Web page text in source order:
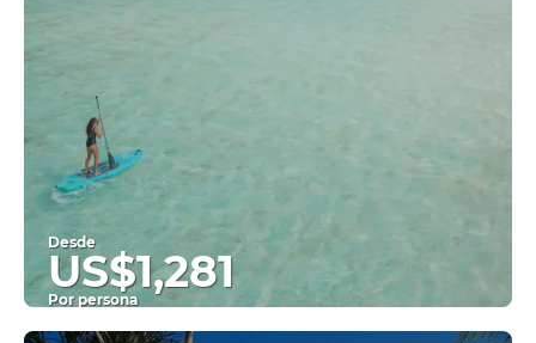
Desde
US$1,281
Por persona
Ver